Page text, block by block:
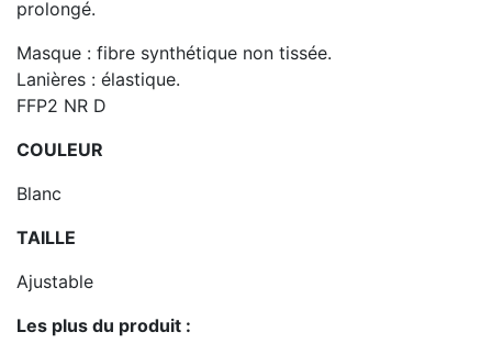
prolongé.
Masque : fibre synthétique non tissée.
Lanières : élastique.
FFP2 NR D
COULEUR
Blanc
TAILLE
Ajustable
Les plus du produit :